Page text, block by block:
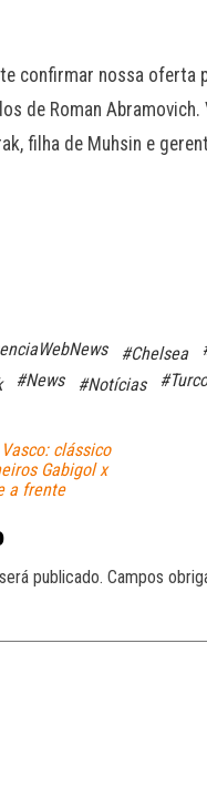
confirmar nossa oferta
de Roman
filha de Muhsin e
#Chelsea
#News #Notícias #Turco
clássico
Gabigol x
a frente
publicado. Campos